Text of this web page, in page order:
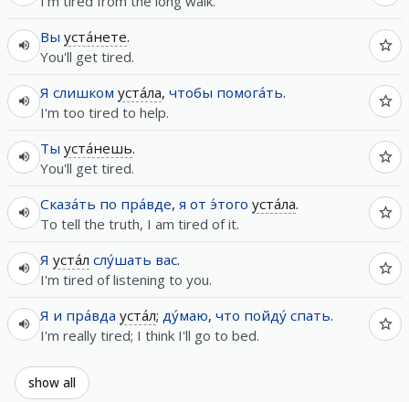
Вы уста́нете.
You'll get tired.
Я слишком уста́ла, чтобы помога́ть.
I'm too tired to help.
Ты уста́нешь.
You'll get tired.
Сказа́ть по пра́вде, я от э́того уста́ла.
To tell the truth, I am tired of it.
Я уста́л слу́шать вас.
I'm tired of listening to you.
Я и пра́вда уста́л; ду́маю, что пойду́ спать.
I'm really tired; I think I'll go to bed.
show all